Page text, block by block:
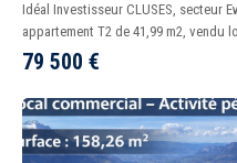
Idéal Investisseur CLUSES, secteur
appartement T2 de 41,99 m2, vendu
79 500 €